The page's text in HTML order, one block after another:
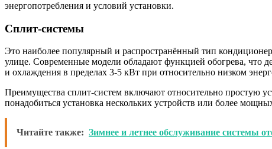
энергопотребления и условий установки.
Сплит-системы
Это наиболее популярный и распространённый тип
улице. Современные модели обладают функцией обогрева, что
и охлаждения в пределах 3-5 кВт при относительно низком
Преимущества сплит-систем включают относительно простую
понадобиться установка нескольких устройств или более
Читайте также: Зимнее и летнее обслуживание системы